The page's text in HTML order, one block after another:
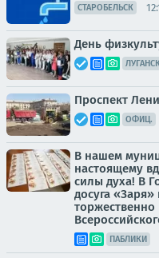
СТАРОБЕЛЬСК
День
Проспект
ОФИЦ.
В нашем
настоящему
силы духа! В
досуга
торжественно
ПАБЛИКИ